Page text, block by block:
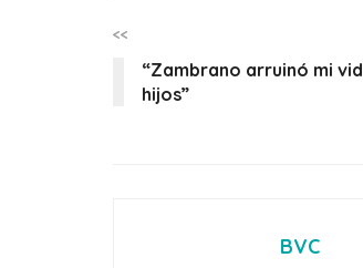
<<
“Zambrano arruinó mi
hijos”
BVC